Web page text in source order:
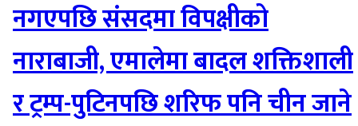
नगएपछि संसदमा विपक्षीको
नाराबाजी, एमालेमा बादल शक्तिशाली
र ट्रम्प-पुटिनपछि शरिफ पनि चीन जाने